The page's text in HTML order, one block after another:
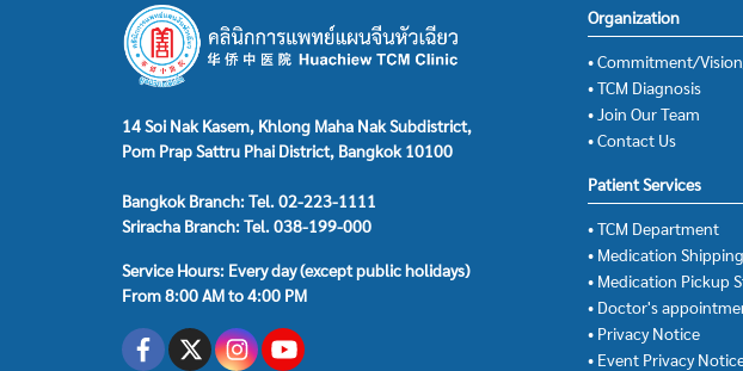
14 Soi Nak Kasem, Khlong Maha Nak Subdistrict,
Pom Prap Sattru Phai District, Bangkok 10100
Bangkok Branch: Tel. 02-223-1111
Sriracha Branch: Tel. 038-199-000
Service Hours: Every day (except public holidays)
From 8:00 AM to 4:00 PM
Organization
• Commitment/
• TCM Diagnosis
• Join Our Team
• Contact Us
Patient Services
• TCM Department
• Medication
• Medication Pickup
• Doctor's
• Privacy Notice
• Event Privacy